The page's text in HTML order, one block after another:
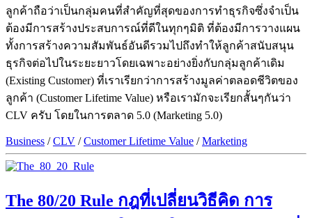
ลูกค้าถือว่าเป็นกลุ่มคนที่สำคัญที่สุดของการทำธุรกิจซึ่งจำเป็น
ต้องมีการสร้างประสบการณ์ที่ดีในทุกๆมิติ ที่ต้องมีการวางแผน
ทั้งการสร้างความสัมพันธ์อันดีรวมไปถึงทำให้ลูกค้าสนับสนุน
ธุรกิจต่อไปในระยะยาวโดยเฉพาะอย่างยิ่งกับกลุ่มลูกค้าเดิม
(Existing Customer) ที่เราเรียกว่าการสร้างมูลค่าตลอดชีวิตของ
ลูกค้า (Customer Lifetime Value) หรือเรามักจะเรียกสั้นๆกันว่า
CLV ครับ โดยในการตลาด 5.0 (Marketing 5.0)
Business /CLV /Customer Lifetime Value /Marketing
The 80/20 Rule กฎที่เปลี่ยนวิธีคิด การ